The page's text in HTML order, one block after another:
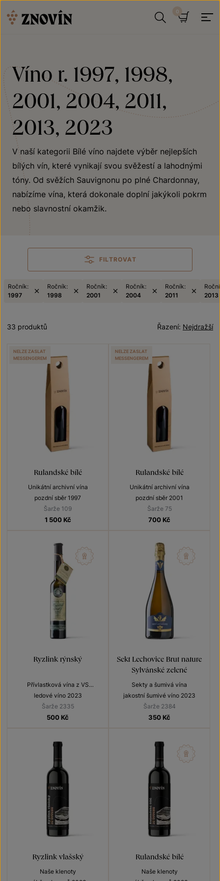
Víno r. 1997, 1998,
2001, 2004, 2011,
2013, 2023
V naší kategorii Bílé víno najdete výběr nejlepších
bílých vín, které vynikají svou svěžestí a lahodnými
tóny. Od svěžích Sauvignonu po plné Chardonnay,
nabízíme vína, která dokonale doplní jakýkoli pokrm
nebo slavnostní okamžik.
FILTROVAT
Ročník:
1997
Ročník:
1998
Ročník:
2001
Ročník:
2004
Ročník:
2011
2013
Nejdražší
Řazení:
33 produktů
Rulandské bílé
Unikátní archivní vína
pozdní sběr 1997
Šarže 109
1 500 Kč
NELZE ZASLAT
MESSENGEREM
Rulandské bílé
Unikátní archivní vína
pozdní sběr 2001
Šarže 75
700 Kč
NELZE ZASLAT
MESSENGEREM
Ryzlink rýnský
Přívlastková vína z VS
Lechovice
ledové víno 2023
Šarže 2335
500 Kč
Sekt Lechovice Brut nature
Sylvánské zelené
Sekty a šumivá vína
jakostní šumivé víno 2023
Šarže 2384
350 Kč
Ryzlink vlašský
Naše klenoty
Rulandské bílé
Naše klenoty